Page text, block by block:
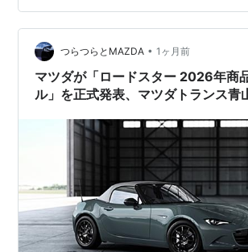
つらつらとMAZDA • 1ヶ月前
マツダが「ロードスター 2026年商
ル」を正式発表、マツダトランス青